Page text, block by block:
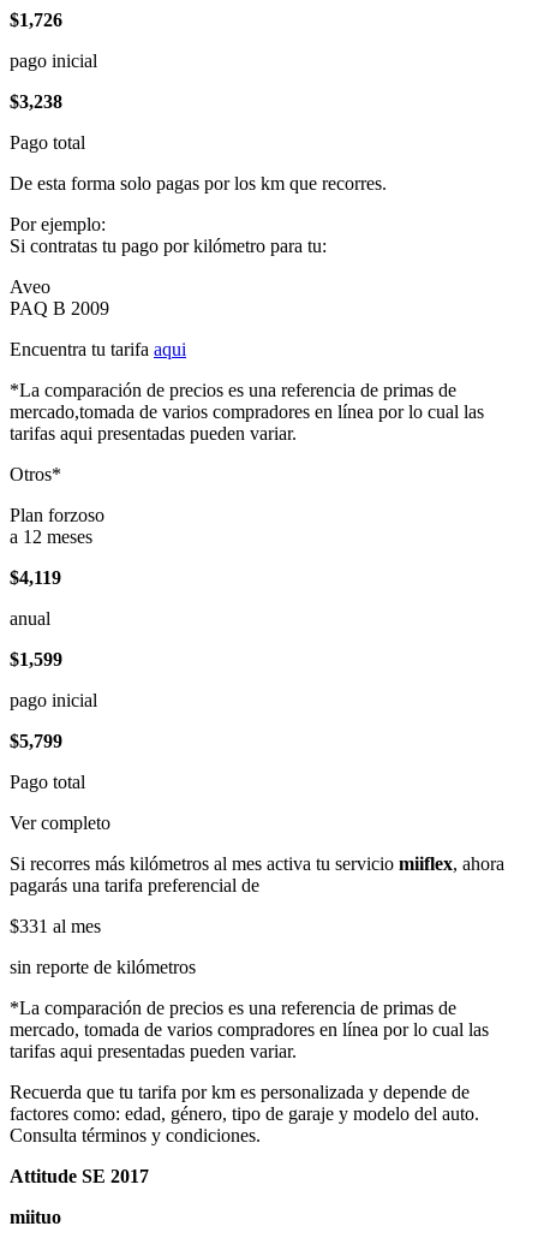
$1,726
pago inicial
$3,238
Pago total
De esta forma solo pagas por los km que recorres.
Por ejemplo:
Si contratas tu pago por kilómetro para tu:
Aveo
PAQ B 2009
Encuentra tu tarifa aqui
*La comparación de precios es una referencia de primas de
mercado,tomada de varios compradores en línea por lo cual las
tarifas aqui presentadas pueden variar.
Otros*
Plan forzoso
a 12 meses
$4,119
anual
$1,599
pago inicial
$5,799
Pago total
Ver completo
Si recorres más kilómetros al mes activa tu servicio miiflex, ahora
pagarás una tarifa preferencial de
$331 al mes
sin reporte de kilómetros
*La comparación de precios es una referencia de primas de
mercado, tomada de varios compradores en línea por lo cual las
tarifas aqui presentadas pueden variar.
Recuerda que tu tarifa por km es personalizada y depende de
factores como: edad, género, tipo de garaje y modelo del auto.
Consulta términos y condiciones.
Attitude SE 2017
miituo